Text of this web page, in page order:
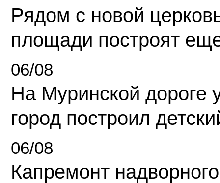
Рядом с новой
площади построят
06/08
На Муринской дороге
город построил
06/08
Капремонт